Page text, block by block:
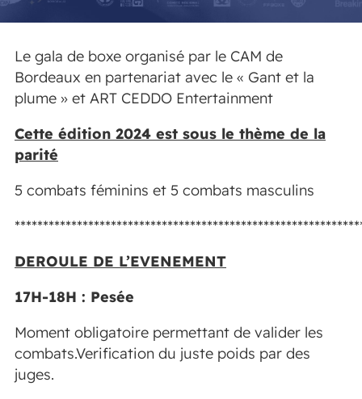
Le gala de boxe organisé par le CAM de
Bordeaux en partenariat avec le « Gant et la
plume » et ART CEDDO Entertainment
Cette édition 2024 est sous le thème de la
parité
5 combats féminins et 5 combats masculins
DEROULE DE L’EVENEMENT
17H-18H : Pesée
Moment obligatoire permettant de valider les
combats.Verification du juste poids par des
juges.